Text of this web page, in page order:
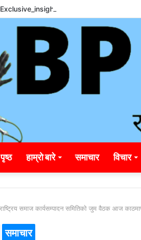
हाम्रो बारे समाचार विचार
राष्ट्रिय समाज कार्यसम्पादन समितिको जुम वैठक आज
समाचार